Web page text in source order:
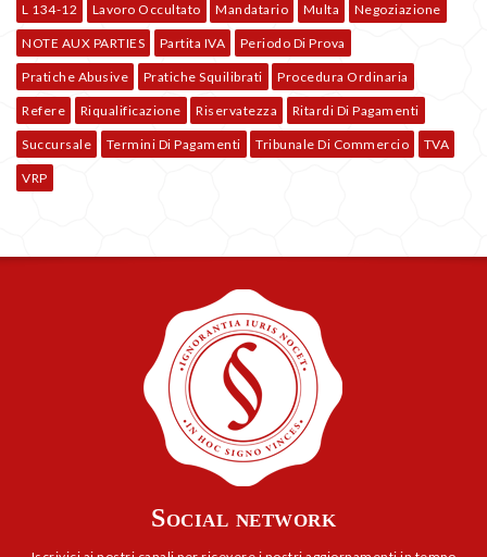
L 134-12 Lavoro Occultato Mandatario Multa Negoziazione
NOTE AUX PARTIES Partita IVA Periodo Di Prova
Pratiche Abusive Pratiche Squilibrati Procedura Ordinaria
Refere Riqualificazione Riservatezza Ritardi Di Pagamenti
Succursale Termini Di Pagamenti Tribunale Di Commercio TVA
VRP
Social network